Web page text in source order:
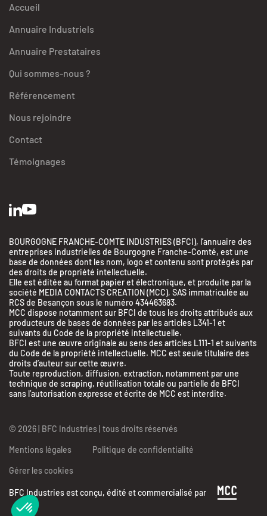
Accueil
Annuaire Industriels
Annuaire Prestataires
Qui sommes-nous ?
Référencement
Nous rejoindre
Contact
Témoignages
BOURGOGNE FRANCHE-COMTE INDUSTRIES (BFCI), l’annuaire des
entreprises industrielles de Bourgogne Franche-Comté, est une
base de données dont les nom, logo et contenu sont protégés par
des droits de propriété intellectuelle.
Elle est éditée au format papier et électronique, et produite par la
société MEDIA CONTACTS CREATION (MCC), SAS immatriculée au
RCS de Besançon sous le numéro 434463683.
MCC dispose notamment sur BFCI de tous les droits attribués aux
producteurs de bases de données par les articles L341-1 et
suivants du Code de la propriété intellectuelle.
BFCI est une œuvre originale au sens des articles L111-1 et suivants
du Code de la propriété intellectuelle. MCC est seule titulaire des
droits d’auteur sur cette œuvre.
Toute reproduction, diffusion, extraction, notamment par une
technique de scraping, réutilisation totale ou partielle de BFCI
sans l’autorisation expresse et écrite de MCC est interdite.
© 2026 | BFC Industries | tous droits réservés
Mentions légales Politique de confidentialité
Gérer les cookies
BFC Industries est conçu, édité et commercialisé par